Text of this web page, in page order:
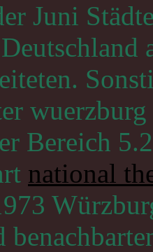
Juni
Deutschland
Bereich
national